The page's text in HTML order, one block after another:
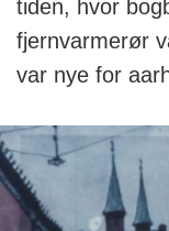
tiden, hvor
fjernvarmerør
var nye for